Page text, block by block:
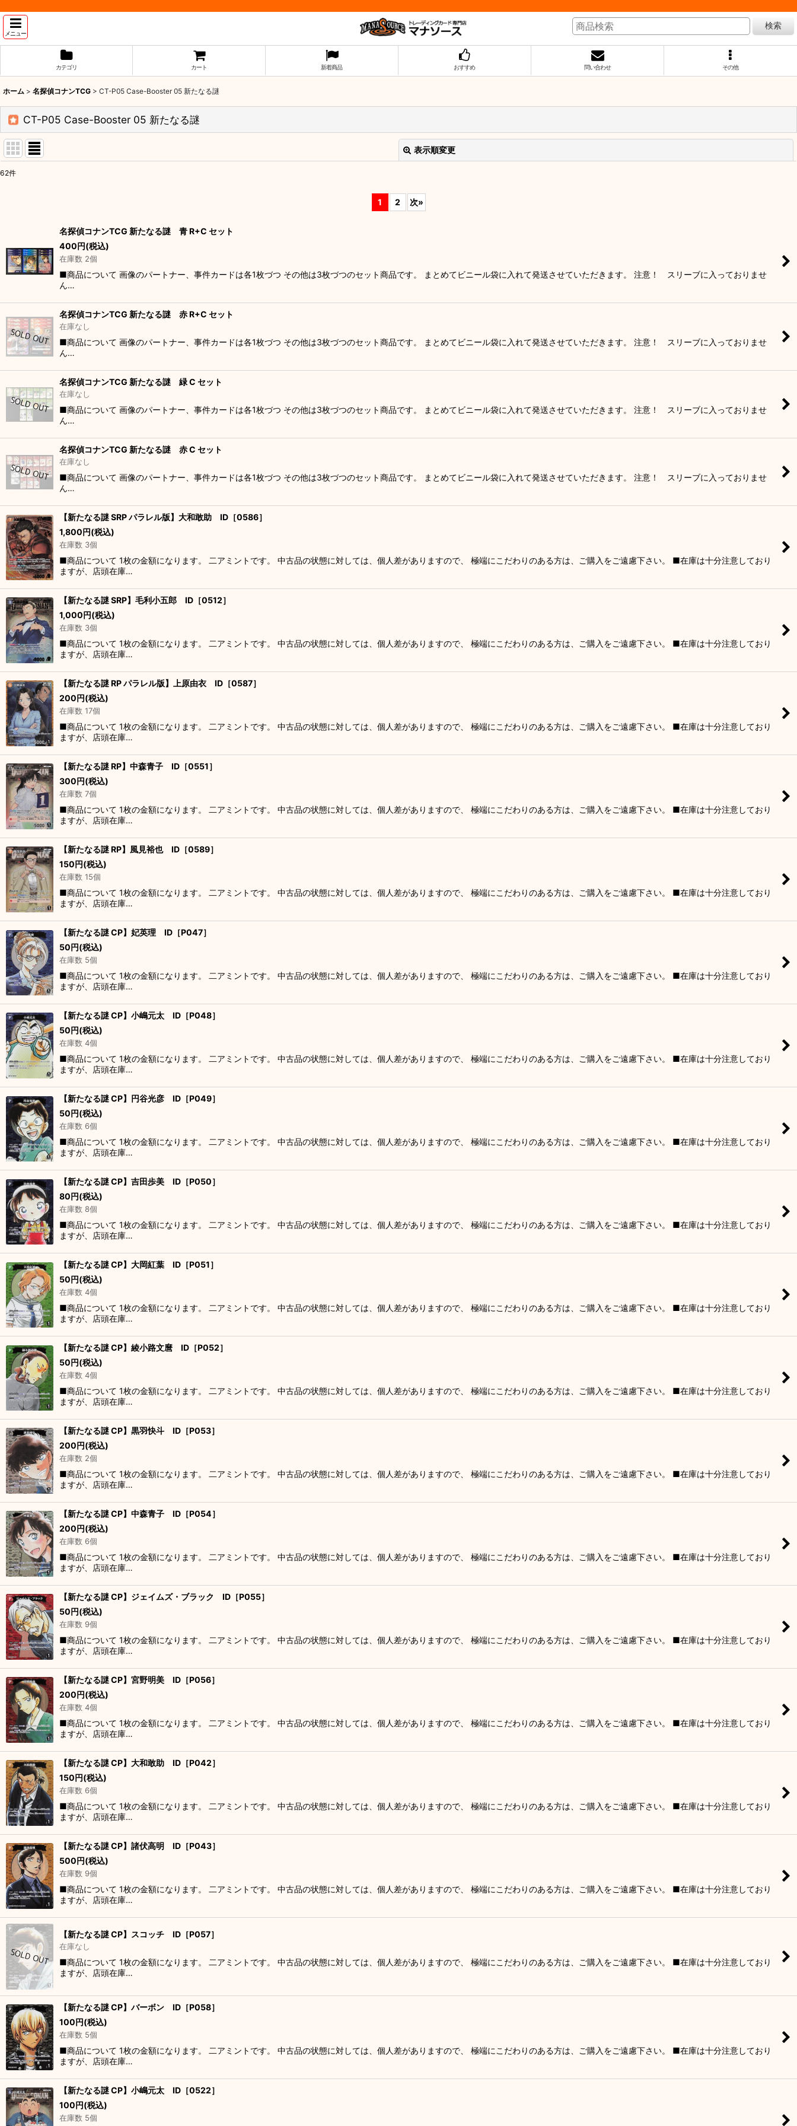
メニュー
検索
カテゴリ カート 新着商品 おすすめ 問い合わせ その他
ホーム > 名探偵コナンTCG > CT-P05 Case-Booster 05 新たなる謎
CT-P05 Case-Booster 05 新たなる謎
表示順変更
62件
1 2 次»
名探偵コナンTCG 新たなる謎 青 R+C セット
400円(税込)
在庫数 2個
■商品について 画像のパートナー、事件カードは各1枚づつ その他は3枚づつのセット商品です。 まとめてビニール袋に入れて発送させていただきます。 注意！ スリーブに入っておりませ
ん…
名探偵コナンTCG 新たなる謎 赤 R+C セット
在庫なし
■商品について 画像のパートナー、事件カードは各1枚づつ その他は3枚づつのセット商品です。 まとめてビニール袋に入れて発送させていただきます。 注意！ スリーブに入っておりませ
ん…
名探偵コナンTCG 新たなる謎 緑 C セット
在庫なし
■商品について 画像のパートナー、事件カードは各1枚づつ その他は3枚づつのセット商品です。 まとめてビニール袋に入れて発送させていただきます。 注意！ スリーブに入っておりませ
ん…
名探偵コナンTCG 新たなる謎 赤 C セット
在庫なし
■商品について 画像のパートナー、事件カードは各1枚づつ その他は3枚づつのセット商品です。 まとめてビニール袋に入れて発送させていただきます。 注意！ スリーブに入っておりませ
ん…
【新たなる謎 SRP パラレル版】大和敢助 ID［0586］
1,800円(税込)
在庫数 3個
■商品について 1枚の金額になります。 二アミントです。 中古品の状態に対しては、個人差がありますので、 極端にこだわりのある方は、ご購入をご遠慮下さい。 ■在庫は十分注意しており
ますが、店頭在庫…
【新たなる謎 SRP】毛利小五郎 ID［0512］
1,000円(税込)
在庫数 3個
■商品について 1枚の金額になります。 二アミントです。 中古品の状態に対しては、個人差がありますので、 極端にこだわりのある方は、ご購入をご遠慮下さい。 ■在庫は十分注意しており
ますが、店頭在庫…
【新たなる謎 RP パラレル版】上原由衣 ID［0587］
200円(税込)
在庫数 17個
■商品について 1枚の金額になります。 二アミントです。 中古品の状態に対しては、個人差がありますので、 極端にこだわりのある方は、ご購入をご遠慮下さい。 ■在庫は十分注意しており
ますが、店頭在庫…
【新たなる謎 RP】中森青子 ID［0551］
300円(税込)
在庫数 7個
■商品について 1枚の金額になります。 二アミントです。 中古品の状態に対しては、個人差がありますので、 極端にこだわりのある方は、ご購入をご遠慮下さい。 ■在庫は十分注意しており
ますが、店頭在庫…
【新たなる謎 RP】風見裕也 ID［0589］
150円(税込)
在庫数 15個
■商品について 1枚の金額になります。 二アミントです。 中古品の状態に対しては、個人差がありますので、 極端にこだわりのある方は、ご購入をご遠慮下さい。 ■在庫は十分注意しており
ますが、店頭在庫…
【新たなる謎 CP】妃英理 ID［P047］
50円(税込)
在庫数 5個
■商品について 1枚の金額になります。 二アミントです。 中古品の状態に対しては、個人差がありますので、 極端にこだわりのある方は、ご購入をご遠慮下さい。 ■在庫は十分注意しており
ますが、店頭在庫…
【新たなる謎 CP】小嶋元太 ID［P048］
50円(税込)
在庫数 4個
■商品について 1枚の金額になります。 二アミントです。 中古品の状態に対しては、個人差がありますので、 極端にこだわりのある方は、ご購入をご遠慮下さい。 ■在庫は十分注意しており
ますが、店頭在庫…
【新たなる謎 CP】円谷光彦 ID［P049］
50円(税込)
在庫数 6個
■商品について 1枚の金額になります。 二アミントです。 中古品の状態に対しては、個人差がありますので、 極端にこだわりのある方は、ご購入をご遠慮下さい。 ■在庫は十分注意しており
ますが、店頭在庫…
【新たなる謎 CP】吉田歩美 ID［P050］
80円(税込)
在庫数 8個
■商品について 1枚の金額になります。 二アミントです。 中古品の状態に対しては、個人差がありますので、 極端にこだわりのある方は、ご購入をご遠慮下さい。 ■在庫は十分注意しており
ますが、店頭在庫…
【新たなる謎 CP】大岡紅葉 ID［P051］
50円(税込)
在庫数 4個
■商品について 1枚の金額になります。 二アミントです。 中古品の状態に対しては、個人差がありますので、 極端にこだわりのある方は、ご購入をご遠慮下さい。 ■在庫は十分注意しており
ますが、店頭在庫…
【新たなる謎 CP】綾小路文麿 ID［P052］
50円(税込)
在庫数 4個
■商品について 1枚の金額になります。 二アミントです。 中古品の状態に対しては、個人差がありますので、 極端にこだわりのある方は、ご購入をご遠慮下さい。 ■在庫は十分注意しており
ますが、店頭在庫…
【新たなる謎 CP】黒羽快斗 ID［P053］
200円(税込)
在庫数 2個
■商品について 1枚の金額になります。 二アミントです。 中古品の状態に対しては、個人差がありますので、 極端にこだわりのある方は、ご購入をご遠慮下さい。 ■在庫は十分注意しており
ますが、店頭在庫…
【新たなる謎 CP】中森青子 ID［P054］
200円(税込)
在庫数 6個
■商品について 1枚の金額になります。 二アミントです。 中古品の状態に対しては、個人差がありますので、 極端にこだわりのある方は、ご購入をご遠慮下さい。 ■在庫は十分注意しており
ますが、店頭在庫…
【新たなる謎 CP】ジェイムズ・ブラック ID［P055］
50円(税込)
在庫数 9個
■商品について 1枚の金額になります。 二アミントです。 中古品の状態に対しては、個人差がありますので、 極端にこだわりのある方は、ご購入をご遠慮下さい。 ■在庫は十分注意しており
ますが、店頭在庫…
【新たなる謎 CP】宮野明美 ID［P056］
200円(税込)
在庫数 4個
■商品について 1枚の金額になります。 二アミントです。 中古品の状態に対しては、個人差がありますので、 極端にこだわりのある方は、ご購入をご遠慮下さい。 ■在庫は十分注意しており
ますが、店頭在庫…
【新たなる謎 CP】大和敢助 ID［P042］
150円(税込)
在庫数 6個
■商品について 1枚の金額になります。 二アミントです。 中古品の状態に対しては、個人差がありますので、 極端にこだわりのある方は、ご購入をご遠慮下さい。 ■在庫は十分注意しており
ますが、店頭在庫…
【新たなる謎 CP】諸伏高明 ID［P043］
500円(税込)
在庫数 9個
■商品について 1枚の金額になります。 二アミントです。 中古品の状態に対しては、個人差がありますので、 極端にこだわりのある方は、ご購入をご遠慮下さい。 ■在庫は十分注意しており
ますが、店頭在庫…
【新たなる謎 CP】スコッチ ID［P057］
在庫なし
■商品について 1枚の金額になります。 二アミントです。 中古品の状態に対しては、個人差がありますので、 極端にこだわりのある方は、ご購入をご遠慮下さい。 ■在庫は十分注意しており
ますが、店頭在庫…
【新たなる謎 CP】バーボン ID［P058］
100円(税込)
在庫数 5個
■商品について 1枚の金額になります。 二アミントです。 中古品の状態に対しては、個人差がありますので、 極端にこだわりのある方は、ご購入をご遠慮下さい。 ■在庫は十分注意しており
ますが、店頭在庫…
【新たなる謎 CP】小嶋元太 ID［0522］
100円(税込)
在庫数 5個